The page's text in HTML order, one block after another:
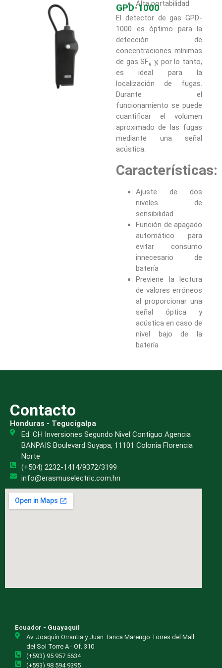
Alta portabilidad
GPD-1000
El detector de gas GPD-
1000 es óptimo para la
detección de
concentraciones mínimas
de gas SF₆ y, por lo tanto,
es ideal para la
localización de fugas.
Durante el
funcionamiento se puede
cuantificar el volumen
aproximado de las fugas
mediante una señal
acústica.
Características:
Ajuste de dos
niveles de
sensibilidad.
Función de apagado
automático para
evitar consumo
innecesario de
batería
Previene la lectura
de valores erróneos
al proporcionar una
señal óptica y
acústica en caso de
nivel bajo de la
batería
Contacto
Honduras - Tegucigalpa
Ed. CH Inversiones Segundo Nivel Contiguo Agencia
BANPAIS Boulevard Suyapa, 11101 Colonia Florencia
Norte
(+504) 2232-1414/9372/3199
info@erasmuselectric.com.hn
Ecuador - Guayaquil
Av. Joaquín Orrantia y Juan Tanca Marengo Torres del Mall
del Sol Torre A - Of. 310
(+593) 95 957 5634
(+593) 98 594 9395